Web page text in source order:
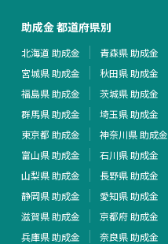
助成金 都道府県別
北海道 助成金 青森県 助成金
宮城県 助成金
秋田県 助成金
福島県 助成金
茨城県 助成金
群馬県 助成金
埼玉県 助成金
東京都 助成金
神奈川県 助成金
富山県 助成金
石川県 助成金
山梨県 助成金
長野県 助成金
静岡県 助成金
愛知県 助成金
滋賀県 助成金
京都府 助成金
兵庫県 助成金
奈良県 助成金